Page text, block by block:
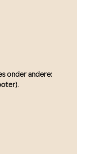
onder andere: